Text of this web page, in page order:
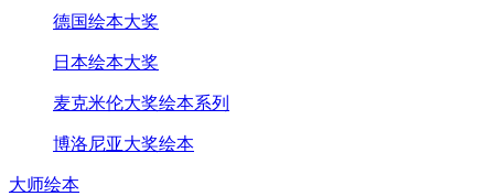
德国绘本大奖
日本绘本大奖
麦克米伦大奖绘本系列
博洛尼亚大奖绘本
大师绘本